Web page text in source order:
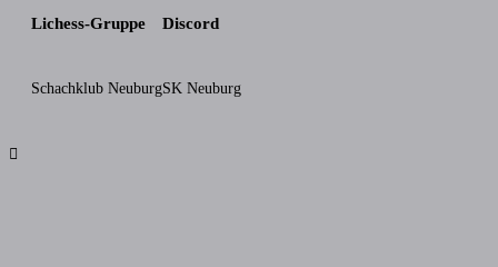
Lichess-Gruppe
Schachklub Neuburg
Discord
SK Neuburg